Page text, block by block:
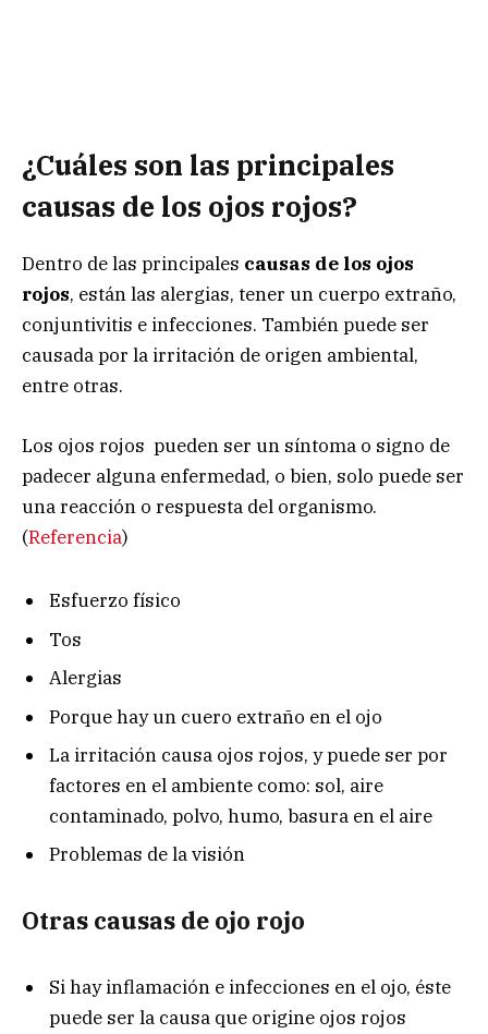
¿Cuáles son las principales
causas de los ojos rojos?
Dentro de las principales causas de los ojos
rojos, están las alergias, tener un cuerpo extraño,
conjuntivitis e infecciones. También puede ser
causada por la irritación de origen ambiental,
entre otras.
Los ojos rojos pueden ser un síntoma o signo de
padecer alguna enfermedad, o bien, solo puede ser
una reacción o respuesta del organismo.
(Referencia)
Esfuerzo físico
Tos
Alergias
Porque hay un cuero extraño en el ojo
La irritación causa ojos rojos, y puede ser por
factores en el ambiente como: sol, aire
contaminado, polvo, humo, basura en el aire
Problemas de la visión
Otras causas de ojo rojo
Si hay inflamación e infecciones en el ojo, éste
puede ser la causa que origine ojos rojos